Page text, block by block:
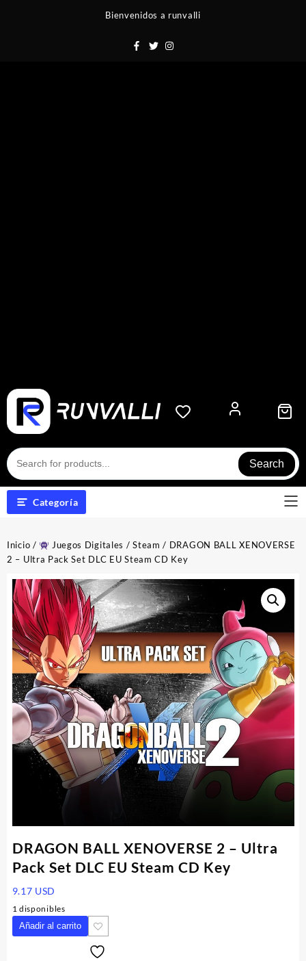
Bienvenidos a runvalli
Search
Categoría
Inicio / Juegos Digitales /Steam / DRAGON BALL XENOVERSE
2 – Ultra Pack Set DLC EU Steam CD Key
DRAGON BALL XENOVERSE 2 – Ultra
Pack Set DLC EU Steam CD Key
9.17 USD
1 disponibles
DRAGON
BALL
Añadir al carrito